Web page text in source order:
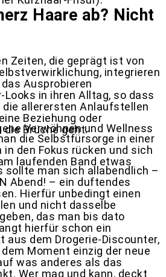
Haare ab? Nicht
Zeiten, die geprägt ist von
integrieren
Ausprobieren
in ihren Alltag, so dass
die allerersten Anlaufstellen
Beziehung oder
die Brüche geht.
Verwöhnen und Wellness
die Selbstfürsorge in einer
den Fokus rücken und sich
laufenden Band etwas
sollte man sich allabendlich –
Abend! – ein duftendes
Hierfür unbedingt einen
und nicht dasselbe
das man bis dato
hierfür schon ein
aus dem Drogerie-Discounter,
Moment einzig der neue
was anderes als das
Wer mag und kann, deckt